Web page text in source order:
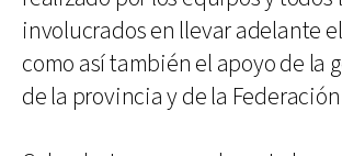
involucrados en llevar adelante
como así también el apoyo de la
de la provincia y de la